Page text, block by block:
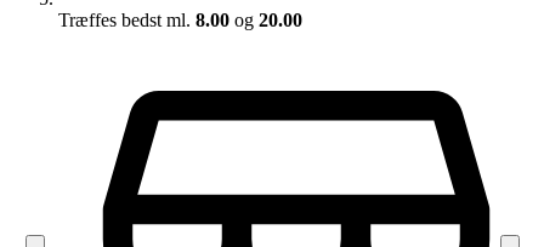
Træffes bedst ml. 8.00 og 20.00